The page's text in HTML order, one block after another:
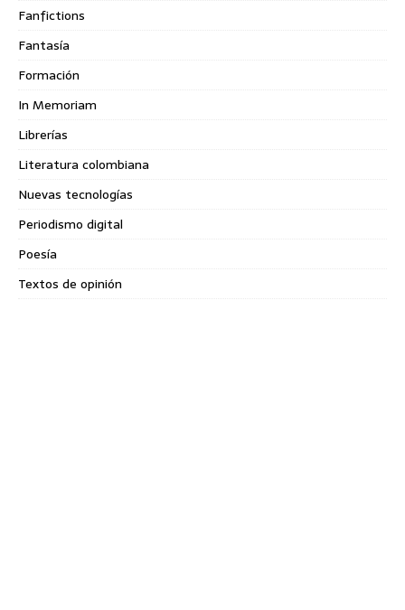
Fanfictions
Fantasía
Formación
In Memoriam
Librerías
Literatura colombiana
Nuevas tecnologías
Periodismo digital
Poesía
Textos de opinión